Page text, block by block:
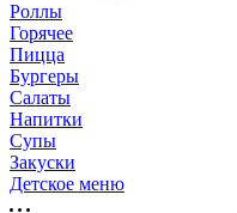
Роллы
Горячее
Пицца
Бургеры
Салаты
Напитки
Супы
Закуски
Детское меню